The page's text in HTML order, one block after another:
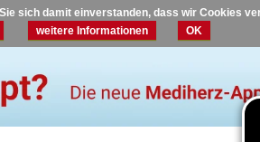
sich damit einverstanden, dass wir Cookies
weitere Informationen OK